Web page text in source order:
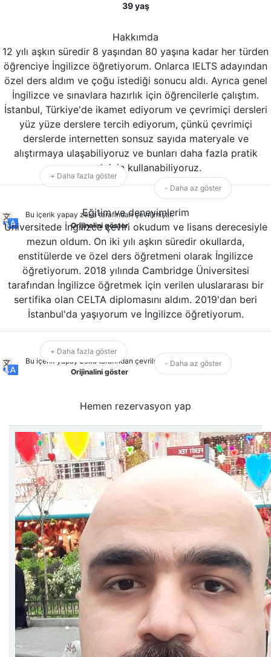
39 yaş
Hakkımda
12 yılı aşkın süredir 8 yaşından 80 yaşına kadar her türden
öğrenciye İngilizce öğretiyorum. Onlarca IELTS adayından
özel ders aldım ve çoğu istediği sonucu aldı. Ayrıca genel
İngilizce ve sınavlara hazırlık için öğrencilerle çalıştım.
İstanbul, Türkiye'de ikamet ediyorum ve çevrimiçi dersleri
yüz yüze derslere tercih ediyorum, çünkü çevrimiçi
derslerde internetten sonsuz sayıda materyale ve
alıştırmaya ulaşabiliyoruz ve bunları daha fazla pratik
yapmak için kullanabiliyoruz.
Bu içerik yapay zeka tarafından çevrilmiştir.
Orijinalini göster
+ Daha fazla göster
- Daha az göster
Eğitim ve deneyimlerim
Üniversitede İngilizce çeviri okudum ve lisans derecesiyle
mezun oldum. On iki yılı aşkın süredir okullarda,
enstitülerde ve özel ders öğretmeni olarak İngilizce
öğretiyorum. 2018 yılında Cambridge Üniversitesi
tarafından İngilizce öğretmek için verilen uluslararası bir
sertifika olan CELTA diplomasını aldım. 2019'dan beri
İstanbul'da yaşıyorum ve İngilizce öğretiyorum.
Bu içerik yapay zeka tarafından çevrilmiştir.
Orijinalini göster
+ Daha fazla göster
- Daha az göster
Hemen rezervasyon yap